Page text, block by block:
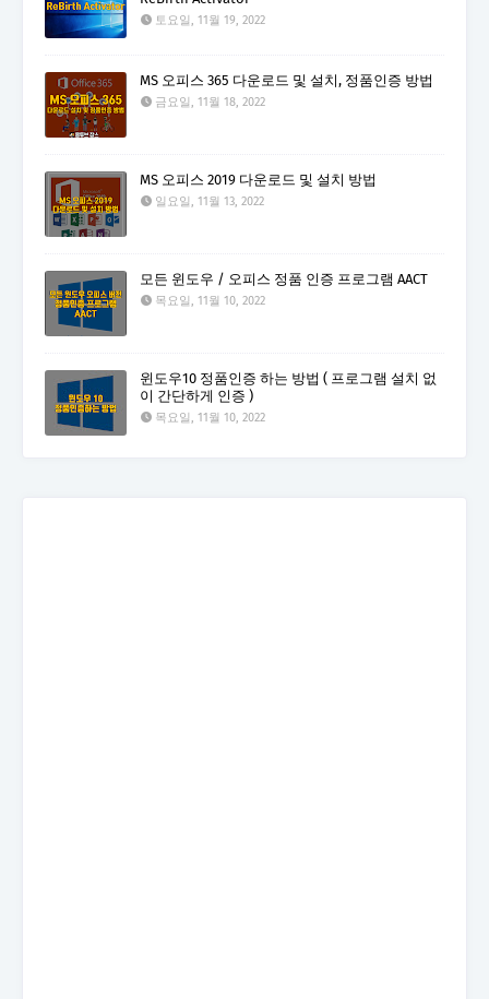
토요일, 11월 19, 2022
MS 오피스 365 다운로드 및 설치, 정품인증 방법
금요일, 11월 18, 2022
MS 오피스 2019 다운로드 및 설치 방법
일요일, 11월 13, 2022
모든 윈도우 / 오피스 정품 인증 프로그램 AACT
목요일, 11월 10, 2022
윈도우10 정품인증 하는 방법 ( 프로그램 설치 없
이 간단하게 인증 )
목요일, 11월 10, 2022